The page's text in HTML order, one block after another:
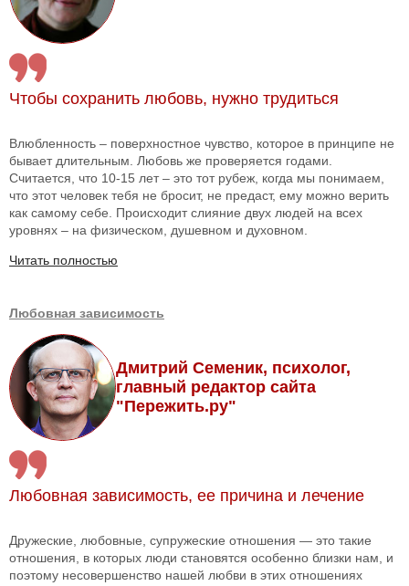
Чтобы сохранить любовь, нужно трудиться
Влюбленность – поверхностное чувство, которое в принципе не
бывает длительным. Любовь же проверяется годами.
Считается, что 10-15 лет – это тот рубеж, когда мы понимаем,
что этот человек тебя не бросит, не предаст, ему можно верить
как самому себе. Происходит слияние двух людей на всех
уровнях – на физическом, душевном и духовном.
Читать полностью
Любовная зависимость
Дмитрий Семеник, психолог,
главный редактор сайта
"Пережить.ру"
Любовная зависимость, ее причина и лечение
Дружеские, любовные, супружеские отношения — это такие
отношения, в которых люди становятся особенно близки нам, и
поэтому несовершенство нашей любви в этих отношениях